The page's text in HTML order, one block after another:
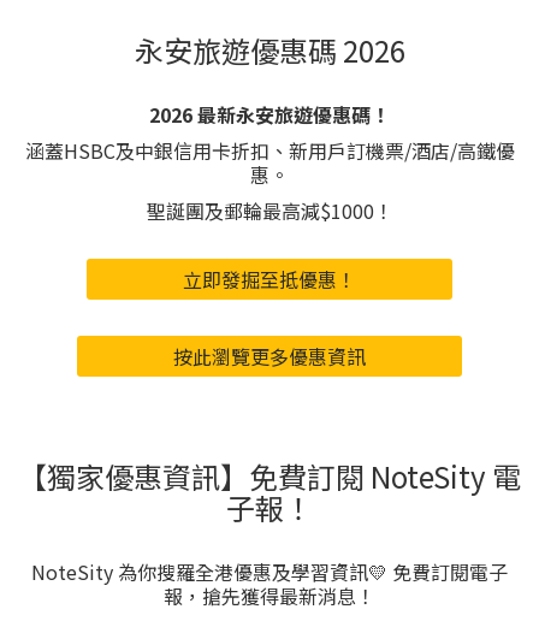
永安旅遊優惠碼 2026
2026 最新永安旅遊優惠碼！
涵蓋HSBC及中銀信用卡折扣、新用戶訂機票/酒店/高鐵優
惠。
聖誕團及郵輪最高減$1000！
立即發掘至抵優惠！
按此瀏覽更多優惠資訊
【獨家優惠資訊】免費訂閱 NoteSity 電
子報！
NoteSity 為你搜羅全港優惠及學習資訊💛 免費訂閱電子
報，搶先獲得最新消息！